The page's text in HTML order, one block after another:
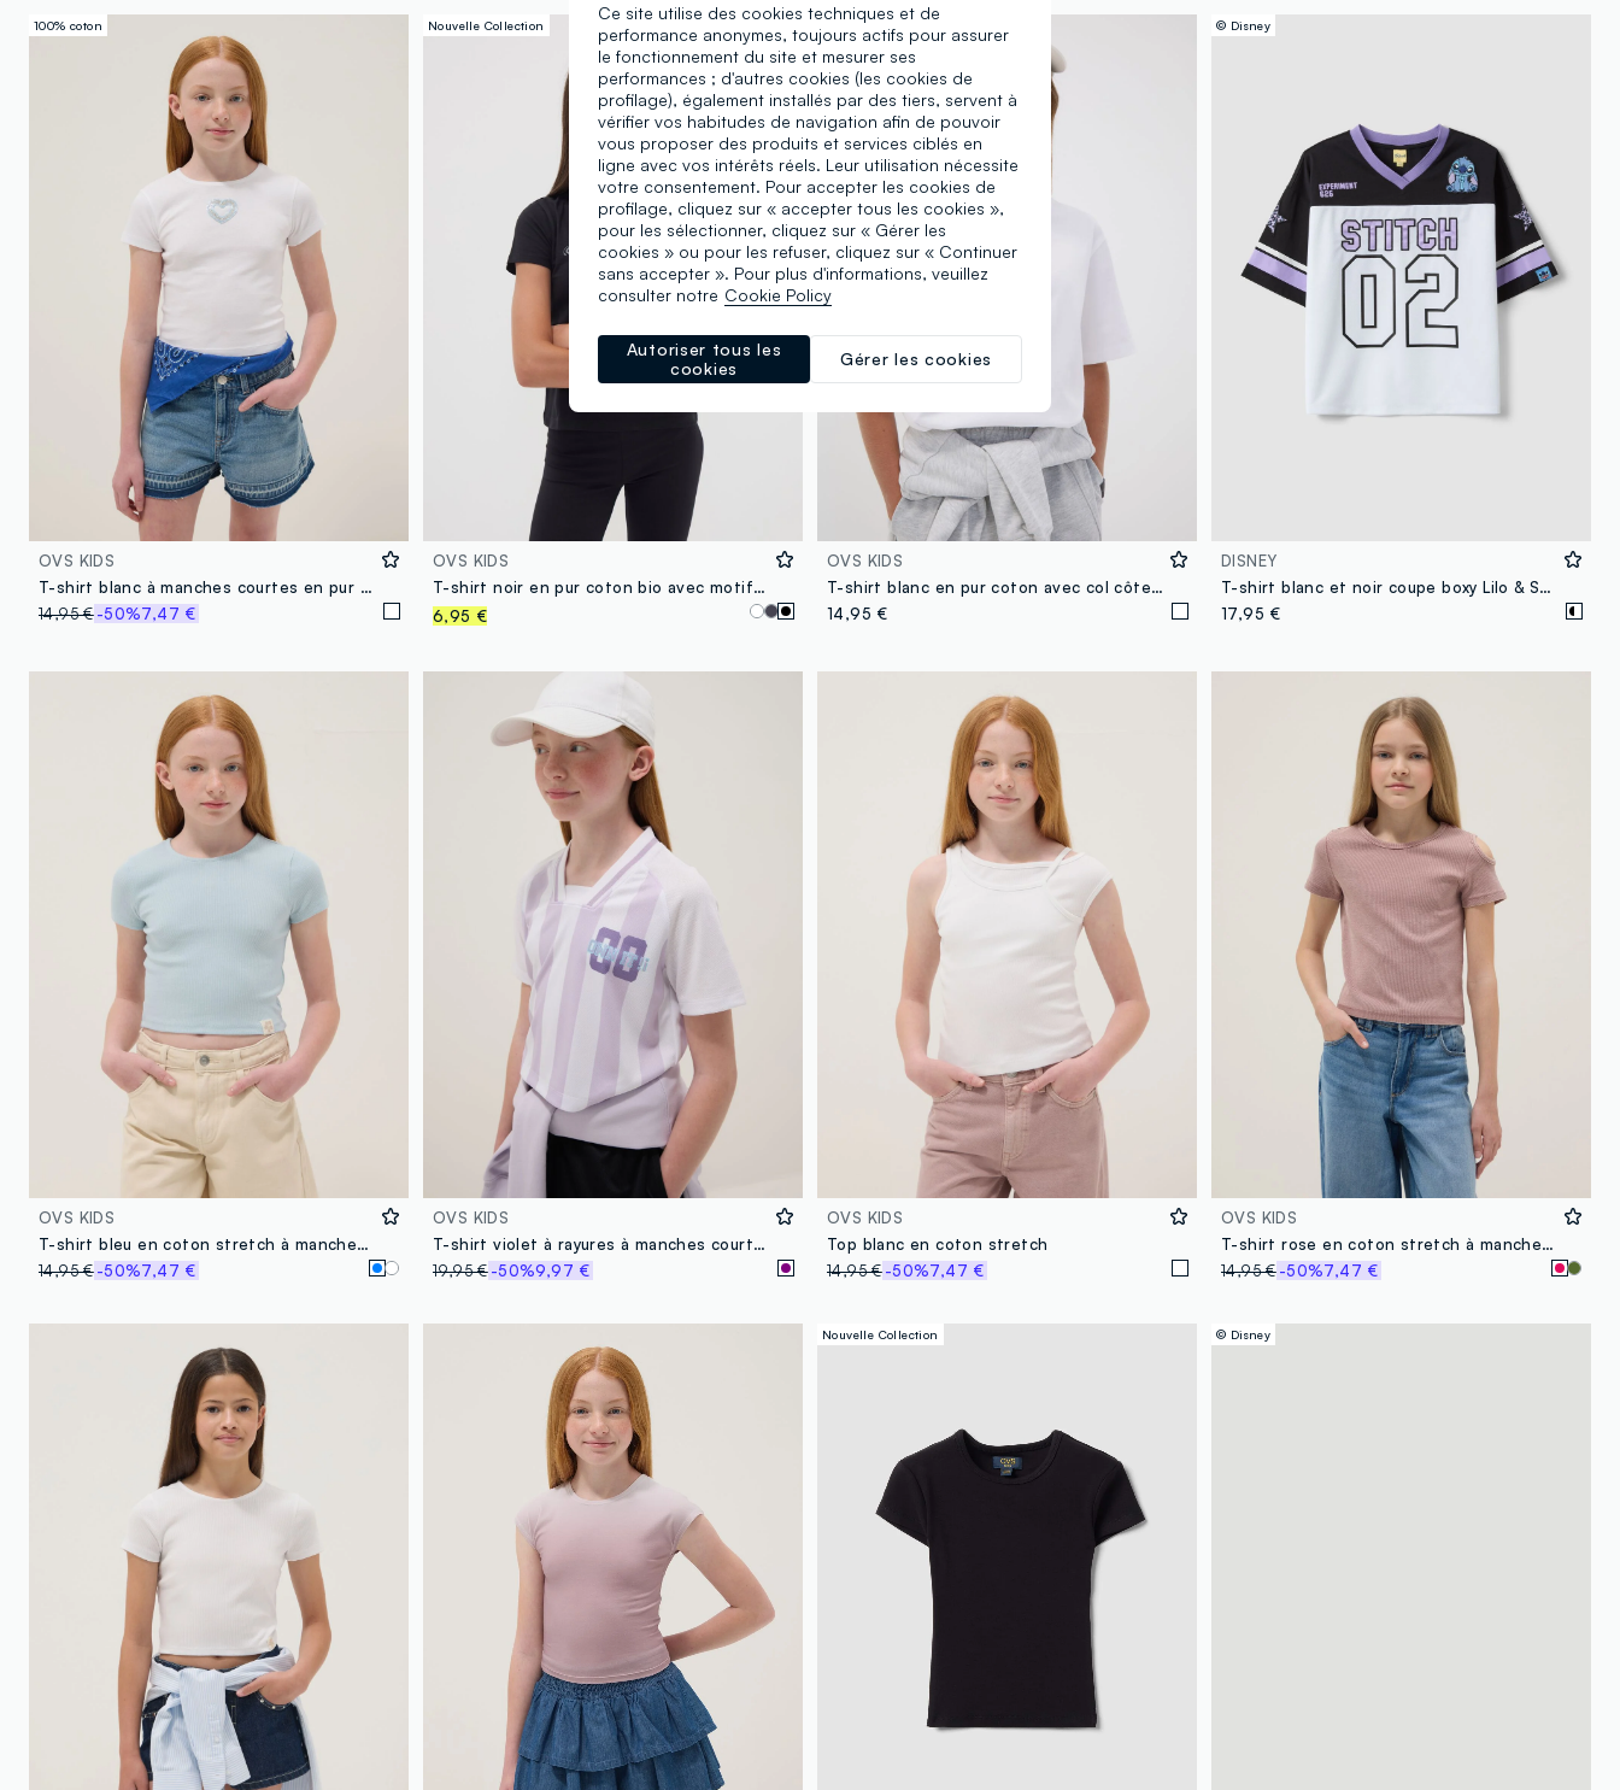
100% coton
OVS KIDS
T-shirt blanc à manches courtes en pur coton avec cœur décoratif
14,95 €-50%7,47 €
Nouvelle Collection
OVS KIDS
T-shirt noir en pur coton bio avec motif argenté pour fille
6,95 €
Nouvelle Collection
OVS KIDS
T-shirt blanc en pur coton avec col côtelé et inscription « Glow Up »
14,95 €
© Disney
DISNEY
T-shirt blanc et noir coupe boxy Lilo & Stitch pour fille
17,95 €
OVS KIDS
T-shirt bleu en coton stretch à manches courtes
14,95 €-50%7,47 €
OVS KIDS
T-shirt violet à rayures à manches courtes
19,95 €-50%9,97 €
OVS KIDS
Top blanc en coton stretch
14,95 €-50%7,47 €
OVS KIDS
T-shirt rose en coton stretch à manches courtes
14,95 €-50%7,47 €
Nouvelle Collection © Disney
Ce site utilise des cookies techniques et de
performance anonymes, toujours actifs pour assurer
le fonctionnement du site et mesurer ses
performances ; d'autres cookies (les cookies de
profilage), également installés par des tiers, servent à
vérifier vos habitudes de navigation afin de pouvoir
vous proposer des produits et services ciblés en
ligne avec vos intérêts réels. Leur utilisation nécessite
votre consentement. Pour accepter les cookies de
profilage, cliquez sur « accepter tous les cookies »,
pour les sélectionner, cliquez sur « Gérer les
cookies » ou pour les refuser, cliquez sur « Continuer
sans accepter ». Pour plus d'informations, veuillez
consulter notre Cookie Policy
Gérer les cookies
Autoriser tous les
cookies